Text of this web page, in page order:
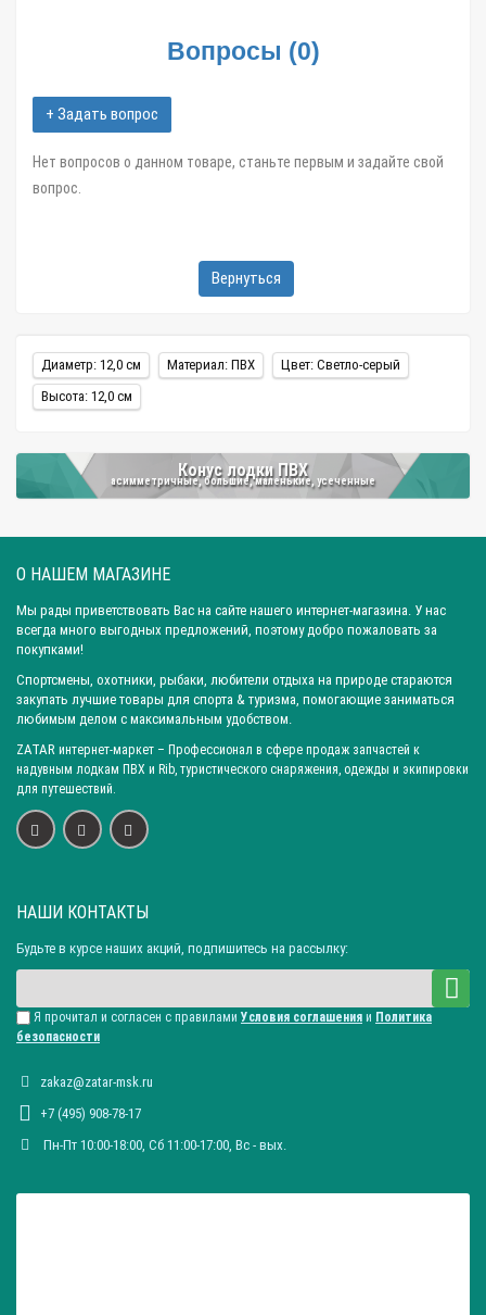
Вопросы (0)
+ Задать вопрос
Нет вопросов о данном товаре, станьте первым и задайте свой
вопрос.
Вернуться
Диаметр: 12,0 см Материал: ПВХ
Цвет: Светло-серый
Высота: 12,0 см
Конус лодки ПВХ
асимметричные, большие, маленькие, усеченные
О НАШЕМ МАГАЗИНЕ
Мы рады приветствовать Вас на сайте нашего интернет-магазина. У нас
всегда много выгодных предложений, поэтому добро пожаловать за
покупками!
Спортсмены, охотники, рыбаки, любители отдыха на природе стараются
закупать лучшие товары для спорта & туризма, помогающие заниматься
любимым делом с максимальным удобством.
ZATAR интернет-маркет – Профессионал в сфере продаж запчастей к
надувным лодкам ПВХ и Rib, туристического снаряжения, одежды и экипировки
для путешествий.
НАШИ КОНТАКТЫ
Будьте в курсе наших акций, подпишитесь на рассылку:
Я прочитал и согласен с правилами Условия соглашения и Политика
безопасности
zakaz@zatar-msk.ru
+7 (495) 908-78-17
Пн-Пт 10:00-18:00, Сб 11:00-17:00, Вc - вых.